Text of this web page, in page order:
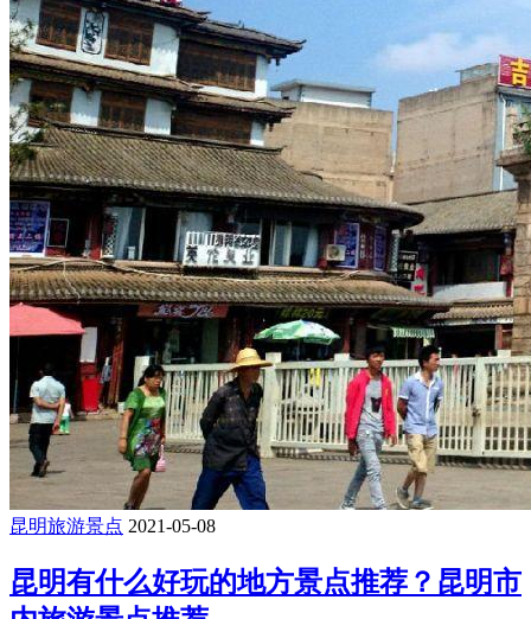
昆明旅游景点 2021-05-08
昆明有什么好玩的地方景点推荐？昆明市